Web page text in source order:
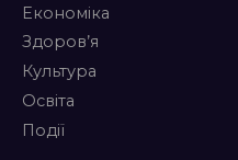
Економіка
Здоров’я
Культура
Освіта
Події